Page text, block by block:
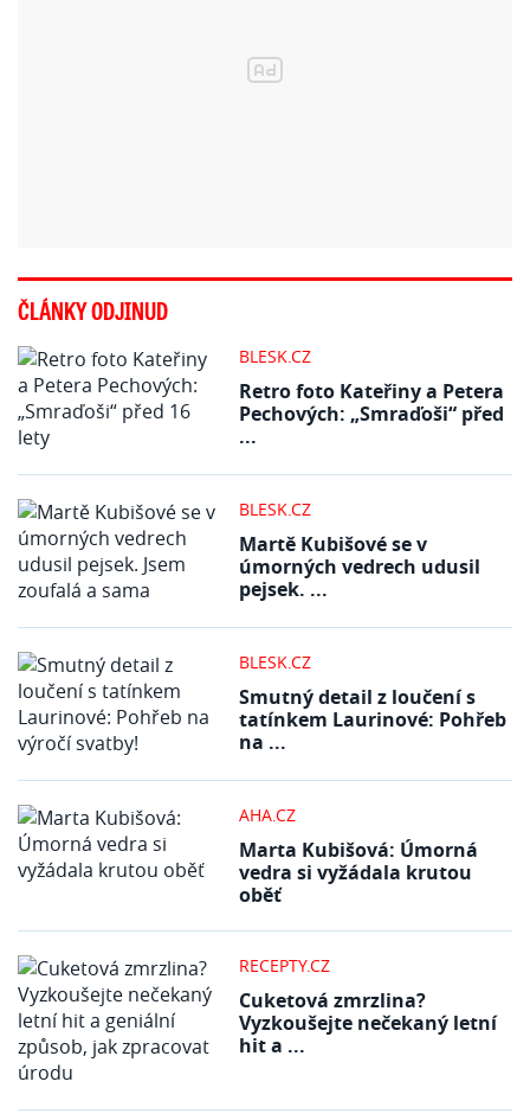
ČLÁNKY ODJINUD
BLESK.CZ
Retro foto Kateřiny a Petera
Pechových: „Smraďoši“ před
...
BLESK.CZ
Martě Kubišové se v
úmorných vedrech udusil
pejsek. ...
BLESK.CZ
Smutný detail z loučení s
tatínkem Laurinové: Pohřeb
na ...
AHA.CZ
Marta Kubišová: Úmorná
vedra si vyžádala krutou
oběť
RECEPTY.CZ
Cuketová zmrzlina?
Vyzkoušejte nečekaný letní
hit a ...